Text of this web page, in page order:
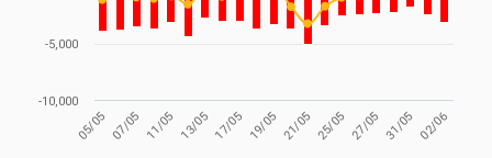
NGUYÊN
LIỆU